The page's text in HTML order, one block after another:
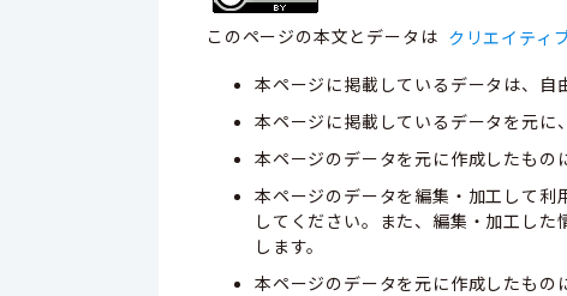
このページの本文とデータは クリエイティ
本ページに掲載しているデータは、自
本ページに掲載しているデータを元に
本ページのデータを元に作成したもの
本ページのデータを編集・加工して
してください。また、編集・加工し
します。
本ページのデータを元に作成したも